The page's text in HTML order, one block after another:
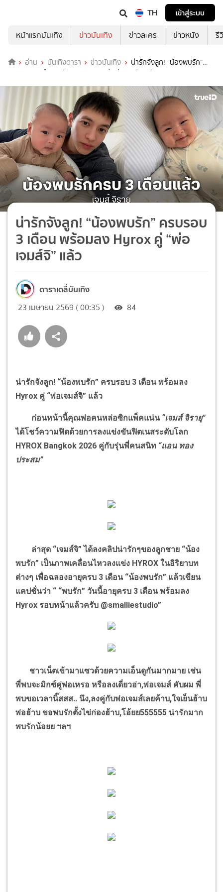
TH
เข้าสู่ระบบ
หน้าแรกบันเทิง
ข่าวบันเทิง ข่าวละคร ข่าวหนัง รี
อ่าน บันเทิงดารา ข่าวบันเทิง
น่ารักจังลูก! “น้องพบรัก”
ครบรอบ 3 เดือน พร้อมลง Hyrox คู่ “พ่อเจมส์จิ” แล้ว
น่ารักจังลูก! “น้องพบรัก” ครบรอบ
3 เดือน พร้อมลง Hyrox คู่ “พ่อ
เจมส์จิ” แล้ว
ดาราเดลี่บันเทิง
23 เมษายน 2569 ( 00:35 ) 84
น่ารักจังลูก! “น้องพบรัก” ครบรอบ 3 เดือน พร้อมลง
Hyrox คู่ “พ่อเจมส์จิ” แล้ว
ก่อนหน้านี้คุณพ่อคนหล่อซิกแพ็คแน่น “เจมส์ จิรายุ”
ได้โชว์ความฟิตด้วยการลงแข่งขันฟิตเนสระดับโลก
HYROX Bangkok 2026 คู่กับรุ่นพี่คนสนิท “แอน ทอง
ประสม”
ล่าสุด “เจมส์จิ” ได้ลงคลิปน่ารักๆของลูกชาย “น้อง
พบรัก” เป็นภาพเคลื่อนไหวลงแข่ง HYROX ในอิริยาบท
ต่างๆ เพื่อฉลองอายุครบ 3 เดือน “น้องพบรัก” แล้วเขียน
แคปชั่นว่า “ “พบรัก” วันนี้อายุครบ 3 เดือน พร้อมลง
Hyrox รอบหน้าแล้วครับ @smalliestudio”
ชาวเน็ตเข้ามาแซวด้วยความเอ็นดูกันมากมาย เช่น
พี่พบจะมิกซ์คู่พ่อเหรอ หรือลงเดี่ยวอ่า,พ่อเจมส์ คับผม พี่
พบขอเวลานิ๊สสส.. นึง,ลงคู่กับพ่อเจมส์เลยค้าบ,ใจเย็นฮ้าบ
พ่อฮ้าบ ขอพบรักตั้งไข่ก่องฮ้าบ,โอ้ยย555555 น่ารักมาก
พบรักน้อยย ฯลฯ